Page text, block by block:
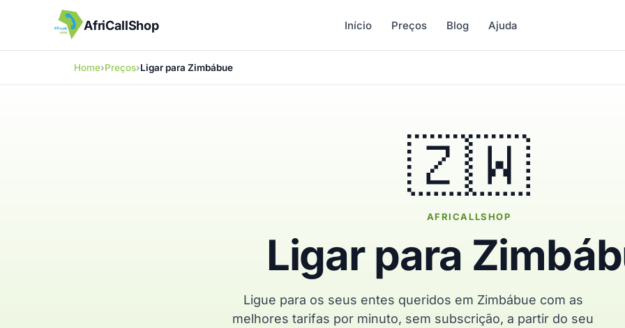
AfriCallShop Início Preços Blog Ajuda
Home Preços Ligar para Zimbábue
🇿🇼
AFRICALLSHOP
Ligar para
Ligue para os seus entes queridos em Zimbábue com as
melhores tarifas por minuto, sem subscrição, a partir do seu